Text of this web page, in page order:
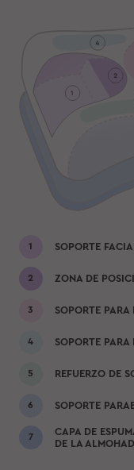
SOPORTE
ZONA DE
SOPORTE
SOPORTE PARA
REFUERZO DE
SOPORTE
CAPA DE
DE LA